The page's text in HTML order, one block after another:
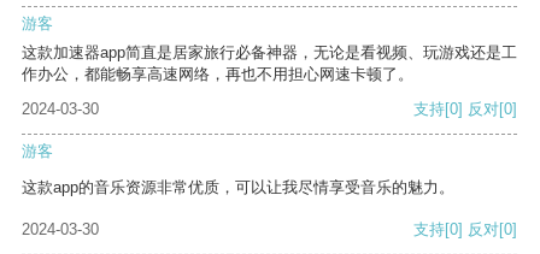
游客
这款加速器app简直是居家旅行必备神器，无论是看视频、玩游戏还是工
作办公，都能畅享高速网络，再也不用担心网速卡顿了。
2024-03-30
支持[0] 反对[0]
游客
这款app的音乐资源非常优质，可以让我尽情享受音乐的魅力。
2024-03-30 支持[0] 反对[0]